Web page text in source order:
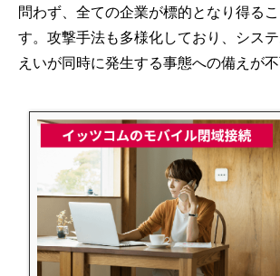
問わず、全ての企業が標的となり得る
す。攻撃手法も多様化しており、シス
えいが同時に発生する事態への備えが不